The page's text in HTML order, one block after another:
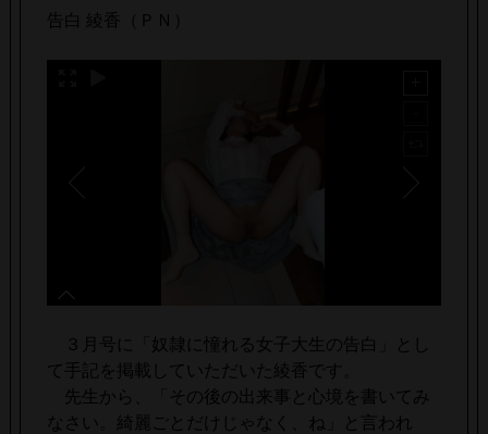
告白 綾香（ＰＮ）
３月号に「奴隷に憧れる女子大生の告白」とし
て手記を掲載していただいた綾香です。
先生から、「その後の出来事と心境を書いてみ
なさい。綺麗ごとだけじゃなく、ね」と言われ